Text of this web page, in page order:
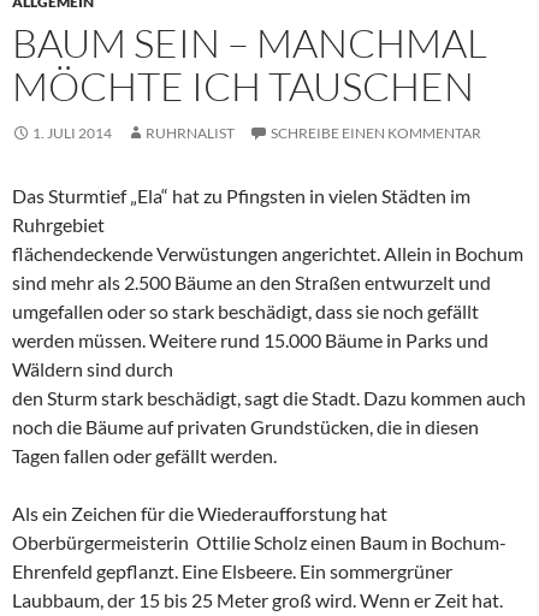
BAUM SEIN – MANCHMAL
MÖCHTE ICH TAUSCHEN
1. JULI 2014 RUHRNALIST SCHREIBE EINEN KOMMENTAR
Das Sturmtief „Ela“ hat zu Pfingsten in vielen Städten im
Ruhrgebiet
flächendeckende Verwüstungen angerichtet. Allein in Bochum
sind mehr als 2.500 Bäume an den Straßen entwurzelt und
umgefallen oder so stark beschädigt, dass sie noch gefällt
werden müssen. Weitere rund 15.000 Bäume in Parks und
Wäldern sind durch
den Sturm stark beschädigt, sagt die Stadt. Dazu kommen auch
noch die Bäume auf privaten Grundstücken, die in diesen
Tagen fallen oder gefällt werden.
Als ein Zeichen für die Wiederaufforstung hat
Oberbürgermeisterin Ottilie Scholz einen Baum in Bochum-
Ehrenfeld gepflanzt. Eine Elsbeere. Ein sommergrüner
Laubbaum, der 15 bis 25 Meter groß wird. Wenn er Zeit hat.